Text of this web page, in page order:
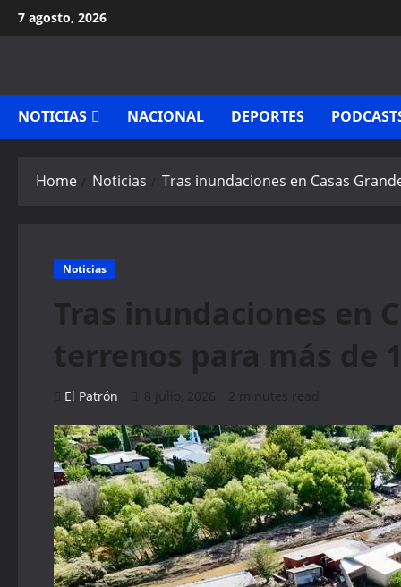
Skip
to
7 agosto, 2026
NOTICIAS NACIONAL DEPORTES
Home Noticias Tras inundaciones en Casas
Noticias
Tras inundaciones en
terrenos para más de
El Patrón 8 julio, 2026 2 minutes read